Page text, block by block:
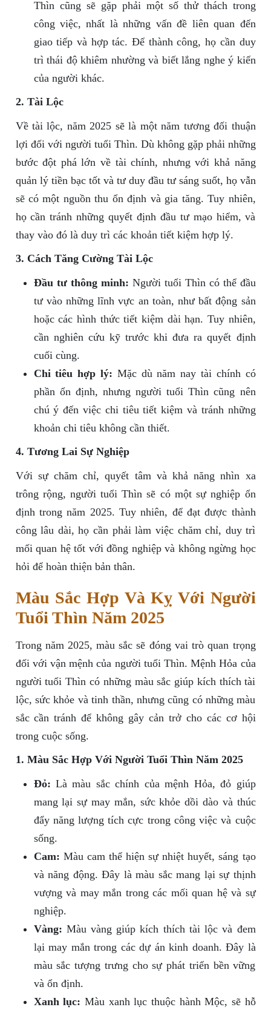
Thìn cũng sẽ gặp phải một số thử thách trong
công việc, nhất là những vấn đề liên quan đến
giao tiếp và hợp tác. Để thành công, họ cần duy
trì thái độ khiêm nhường và biết lắng nghe ý kiến
của người khác.
2. Tài Lộc
Về tài lộc, năm 2025 sẽ là một năm tương đối thuận
lợi đối với người tuổi Thìn. Dù không gặp phải những
bước đột phá lớn về tài chính, nhưng với khả năng
quản lý tiền bạc tốt và tư duy đầu tư sáng suốt, họ vẫn
sẽ có một nguồn thu ổn định và gia tăng. Tuy nhiên,
họ cần tránh những quyết định đầu tư mạo hiểm, và
thay vào đó là duy trì các khoản tiết kiệm hợp lý.
3. Cách Tăng Cường Tài Lộc
Đầu tư thông minh: Người tuổi Thìn có thể đầu
tư vào những lĩnh vực an toàn, như bất động sản
hoặc các hình thức tiết kiệm dài hạn. Tuy nhiên,
cần nghiên cứu kỹ trước khi đưa ra quyết định
cuối cùng.
Chi tiêu hợp lý: Mặc dù năm nay tài chính có
phần ổn định, nhưng người tuổi Thìn cũng nên
chú ý đến việc chi tiêu tiết kiệm và tránh những
khoản chi tiêu không cần thiết.
4. Tương Lai Sự Nghiệp
Với sự chăm chỉ, quyết tâm và khả năng nhìn xa
trông rộng, người tuổi Thìn sẽ có một sự nghiệp ổn
định trong năm 2025. Tuy nhiên, để đạt được thành
công lâu dài, họ cần phải làm việc chăm chỉ, duy trì
mối quan hệ tốt với đồng nghiệp và không ngừng học
hỏi để hoàn thiện bản thân.
Màu Sắc Hợp Và Kỵ Với Người
Tuổi Thìn Năm 2025
Trong năm 2025, màu sắc sẽ đóng vai trò quan trọng
đối với vận mệnh của người tuổi Thìn. Mệnh Hỏa của
người tuổi Thìn có những màu sắc giúp kích thích tài
lộc, sức khỏe và tinh thần, nhưng cũng có những màu
sắc cần tránh để không gây cản trở cho các cơ hội
trong cuộc sống.
1. Màu Sắc Hợp Với Người Tuổi Thìn Năm 2025
Đỏ: Là màu sắc chính của mệnh Hỏa, đỏ giúp
mang lại sự may mắn, sức khỏe dồi dào và thúc
đẩy năng lượng tích cực trong công việc và cuộc
sống.
Cam: Màu cam thể hiện sự nhiệt huyết, sáng tạo
và năng động. Đây là màu sắc mang lại sự thịnh
vượng và may mắn trong các mối quan hệ và sự
nghiệp.
Vàng: Màu vàng giúp kích thích tài lộc và đem
lại may mắn trong các dự án kinh doanh. Đây là
màu sắc tượng trưng cho sự phát triển bền vững
và ổn định.
Xanh lục: Màu xanh lục thuộc hành Mộc, sẽ hỗ